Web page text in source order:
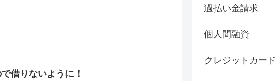
借りないように！
過払い金請求
個人間融資
クレジットカード